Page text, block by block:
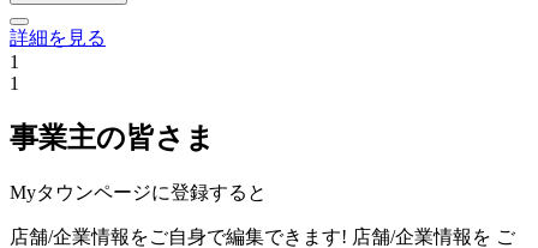
詳細を見る
1
1
事業主の皆さま
Myタウンページに登録すると
店舗/企業情報をご自身で編集できます! 店舗/企業情報を ご